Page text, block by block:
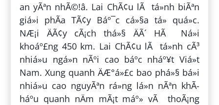
an yÃªn nhÃ©!â. Lai ChÃ¢u lÃ tá»nh biÃªn
giá»i phÃ­a TÃ¢y Báº¯c cá»§a tá» quá»c.
NÆ¡i ÄÃ¢y cÃ¡ch thá»§ ÄÃ´ HÃ Ná»i
khoáº£ng 450 km. Lai ChÃ¢u lÃ tá»nh cÃ³
nhiá»u ngá»n nÃºi cao báº­c nháº¥t Viá»t
Nam. Xung quanh ÄÆ°á»£c bao phá»§ bá»i
nhiá»u cao nguyÃªn rá»ng lá»n nÃªn khÃ­
háº­u quanh nÄm mÃ¡t máº» vÃ thoÃ¡ng